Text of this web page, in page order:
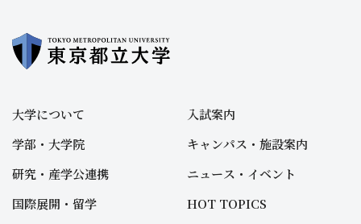
大学について
学部・大学院
研究・産学公連携
国際展開・留学
入試案内
キャンパス・施設案内
ニュース・イベント
HOT TOPICS